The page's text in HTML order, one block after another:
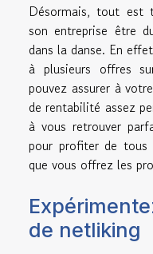
Désormais, tout est
son entreprise être
dans la danse. En
à plusieurs offres
pouvez assurer à
de rentabilité assez
à vous retrouver
pour profiter de tous
que vous offrez les
de netliking